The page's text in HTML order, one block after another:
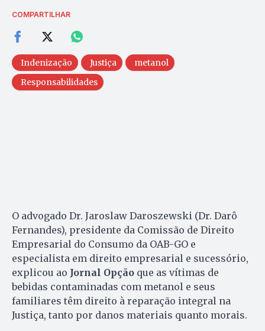
COMPARTILHAR
Indenização Justiça
metanol
Responsabilidades
O advogado Dr. Jaroslaw Daroszewski (Dr. Darô
Fernandes), presidente da Comissão de Direito
Empresarial do Consumo da OAB-GO e
especialista em direito empresarial e sucessório,
explicou ao Jornal Opção que as vítimas de
bebidas contaminadas com metanol e seus
familiares têm direito à reparação integral na
Justiça, tanto por danos materiais quanto morais.